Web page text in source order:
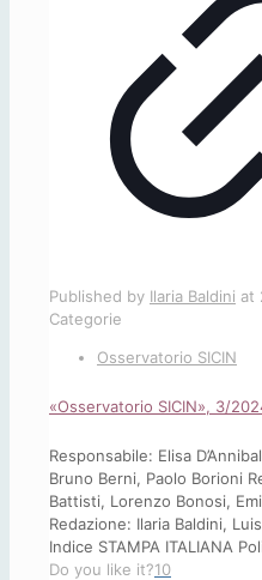
Published by Ilaria Baldini at
Categorie
Osservatorio SICIN
«Osservatorio SICIN», 3/
Responsabile: Elisa
Bruno Berni, Paolo Borioni
Battisti, Lorenzo Bonosi,
Redazione: Ilaria Baldini,
Indice STAMPA ITALIANA
Do you like it?10